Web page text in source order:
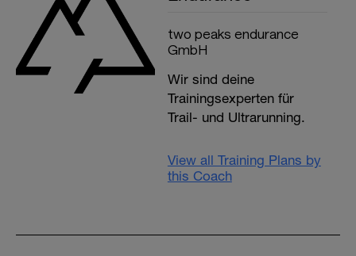
two peaks endurance
GmbH
Wir sind deine
Trainingsexperten für
Trail- und Ultrarunning.
View all Training Plans by
this Coach